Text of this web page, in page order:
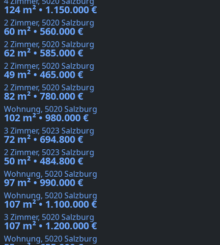
124 m² • 1.150.000 €
2 Zimmer, 5020 Salzburg
60 m² • 560.000 €
2 Zimmer, 5020 Salzburg
62 m² • 585.000 €
2 Zimmer, 5020 Salzburg
49 m² • 465.000 €
2 Zimmer, 5020 Salzburg
82 m² • 780.000 €
Wohnung, 5020 Salzburg
102 m² • 980.000 €
3 Zimmer, 5023 Salzburg
72 m² • 694.800 €
2 Zimmer, 5023 Salzburg
50 m² • 484.800 €
Wohnung, 5020 Salzburg
97 m² • 990.000 €
Wohnung, 5020 Salzburg
107 m² • 1.100.000 €
3 Zimmer, 5020 Salzburg
107 m² • 1.200.000 €
Wohnung, 5020 Salzburg